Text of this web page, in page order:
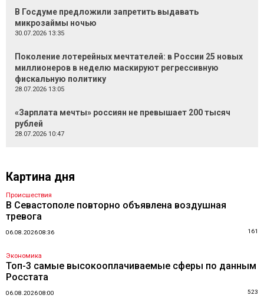
В Госдуме предложили запретить выдавать
микрозаймы ночью
30.07.2026 13:35
Поколение лотерейных мечтателей: в России 25 новых
миллионеров в неделю маскируют регрессивную
фискальную политику
28.07.2026 13:05
«Зарплата мечты» россиян не превышает 200 тысяч
рублей
28.07.2026 10:47
Картина дня
Происшествия
В Севастополе повторно объявлена воздушная
тревога
06.08.2026 08:36 161
Экономика
Топ-3 самые высокооплачиваемые сферы по данным
Росстата
06.08.2026 08:00 523